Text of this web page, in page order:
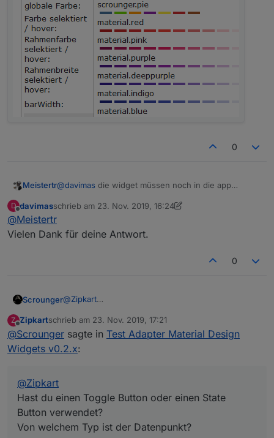
0
Meistertr@davimas die widget müssen noch in die app
D
Offline
davimasschrieb am 23. Nov. 2019, 16:24
zuletzt editiert von davimas
@Meistertr
Vielen Dank für deine Antwort.
0
Scrounger@Zipkart
Button verwendet?
Von welchem Typ ist der Datenpunkt?
Edit:
Mach mal nen Export von dem Widget und poste
die raw daten des zugewiesenen datenpunktes.
Z
Offline
Zipkartschrieb am 23. Nov. 2019, 17:21
zuletzt editiert von
@Scrounger sagte in Test Adapter Material Design
Widgets v0.2.x:
@Zipkart
Hast du einen Toggle Button oder einen State
Button verwendet?
Von welchem Typ ist der Datenpunkt?